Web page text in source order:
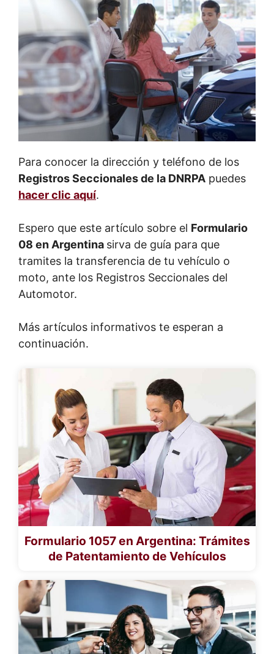
Para conocer la dirección y teléfono de los
Registros Seccionales de la DNRPA puedes
hacer clic aquí.
Espero que este artículo sobre el Formulario
08 en Argentina sirva de guía para que
tramites la transferencia de tu vehículo o
moto, ante los Registros Seccionales del
Automotor.
Más artículos informativos te esperan a
continuación.
Formulario 1057 en Argentina: Trámites
de Patentamiento de Vehículos